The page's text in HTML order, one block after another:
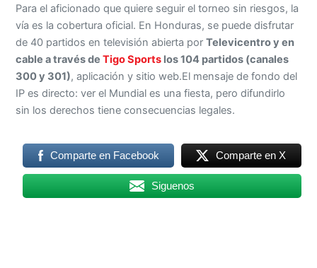
Para el aficionado que quiere seguir el torneo sin riesgos, la
vía es la cobertura oficial. En Honduras, se puede disfrutar
de 40 partidos en televisión abierta porTelevicentro y en
cable a través deTigo Sports los 104 partidos (canales
300 y 301), aplicación y sitio web.El mensaje de fondo del
IP es directo: ver el Mundial es una fiesta, pero difundirlo
sin los derechos tiene consecuencias legales.
Comparte en Facebook Comparte en X
Siguenos